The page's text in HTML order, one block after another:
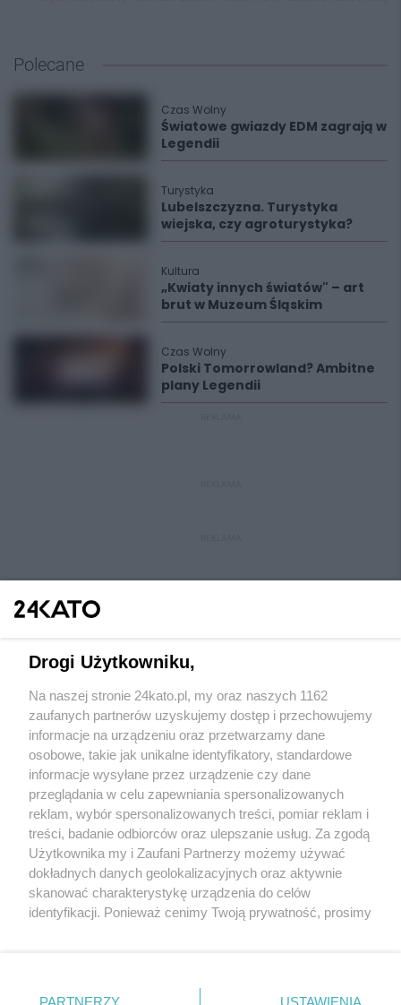
Polecane
Czas Wolny
Światowe gwiazdy EDM zagrają w
Legendii
Turystyka
Lubelszczyzna. Turystyka
wiejska, czy agroturystyka?
Kultura
„Kwiaty innych światów" – art
brut w Muzeum Śląskim
Czas Wolny
Polski Tomorrowland? Ambitne
plany Legendii
Wydawca mediów lokalnych
Nie zapomnij
zapoznać się z:
polityką prywatności regulamin korzystania z portali
Twojemiasto
Piekary Śląskie
Chorzów
Tarnowskie Góry
Gliwice
Skontakuj sięz nami
Kontakt
Wydawca
Redakcja
Drogi Użytkowniku,
Na naszej stronie 24kato.pl, my oraz naszych 1162
zaufanych partnerów uzyskujemy dostęp i przechowujemy
informacje na urządzeniu oraz przetwarzamy dane
osobowe, takie jak unikalne identyfikatory, standardowe
informacje wysyłane przez urządzenie czy dane
przeglądania w celu zapewniania spersonalizowanych
reklam, wybór spersonalizowanych treści, pomiar reklam i
treści, badanie odbiorców oraz ulepszanie usług. Za zgodą
Użytkownika my i Zaufani Partnerzy możemy używać
dokładnych danych geolokalizacyjnych oraz aktywnie
skanować charakterystykę urządzenia do celów
identyfikacji. Ponieważ cenimy Twoją prywatność, prosimy
prywatności znajdujący się w lewym dolnym rogu strony
PARTNERZY USTAWIENIA